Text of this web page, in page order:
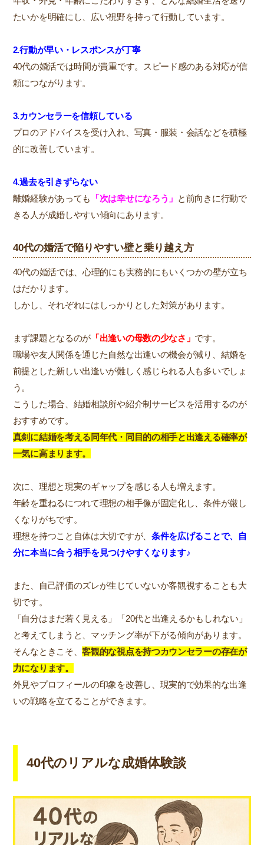
たいかを明確にし、広い視野を持って行動しています。
2.行動が早い・レスポンスが丁寧
40代の婚活では時間が貴重です。スピード感のある対応が信
頼につながります。
3.カウンセラーを信頼している
プロのアドバイスを受け入れ、写真・服装・会話などを積極
的に改善しています。
4.過去を引きずらない
離婚経験があっても
「次は幸せになろう」 と前向きに行動で
きる人が成婚しやすい傾向にあります。
40代の婚活で陥りやすい壁と乗り越え方
40代の婚活では、心理的にも実務的にもいくつかの壁が立ち
はだかります。
しかし、それぞれにはしっかりとした対策があります。
まず課題となるのが 「出逢いの母数の少なさ」 です。
職場や友人関係を通じた自然な出逢いの機会が減り、結婚を
前提とした新しい出逢いが難しく感じられる人も多いでしょ
う。
こうした場合、結婚相談所や紹介制サービスを活用するのが
おすすめです。
真剣に結婚を考える同年代・同目的の相手と出逢える確率が
一気に高まります。
次に、理想と現実のギャップを感じる人も増えます。
年齢を重ねるにつれて理想の相手像が固定化し、条件が厳し
くなりがちです。
理想を持つこと自体は大切ですが、 条件を広げることで、自
分に本当に合う相手を見つけやすくなります♪
また、自己評価のズレが生じていないか客観視することも大
切です。
「自分はまだ若く見える」「20代と出逢えるかもしれない」
と考えてしまうと、マッチング率が下がる傾向があります。
そんなときこそ、客観的な視点を持つカウンセラーの存在が
力になります。
外見やプロフィールの印象を改善し、現実的で効果的な出逢
いの戦略を立てることができます。
40代のリアルな成婚体験談